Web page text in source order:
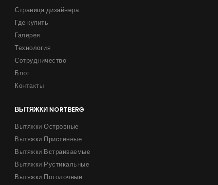
Страница дизайнера
Где купить
Галерея
Технология
Сотрудничество
Блог
Контакты
ВЫТЯЖКИ NORTBERG
Вытяжки Островные
Вытяжки Пристенные
Вытяжки Встраиваемые
Вытяжки Рустикальные
Вытяжки Потолочные